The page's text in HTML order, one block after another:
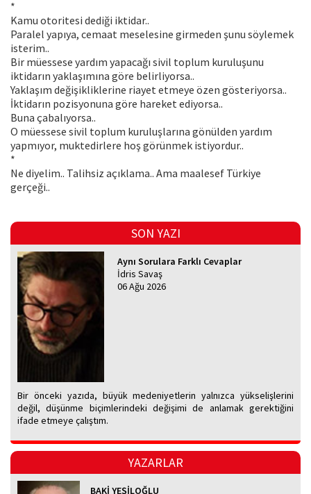
*
Kamu otoritesi dediği iktidar..
Paralel yapıya, cemaat meselesine girmeden şunu söylemek
isterim..
Bir müessese yardım yapacağı sivil toplum kuruluşunu
iktidarın yaklaşımına göre belirliyorsa..
Yaklaşım değişikliklerine riayet etmeye özen gösteriyorsa..
İktidarın pozisyonuna göre hareket ediyorsa..
Buna çabalıyorsa..
O müessese sivil toplum kuruluşlarına gönülden yardım
yapmıyor, muktedirlere hoş görünmek istiyordur..
*
Ne diyelim.. Talihsiz açıklama.. Ama maalesef Türkiye
gerçeği..
SON YAZI
Aynı Sorulara Farklı Cevaplar
İdris Savaş
06 Ağu 2026
Bir önceki yazıda, büyük medeniyetlerin yalnızca yükselişlerini
değil, düşünme biçimlerindeki değişimi de anlamak gerektiğini
ifade etmeye çalıştım.
YAZARLAR
BAKİ YEŞİLOĞLU